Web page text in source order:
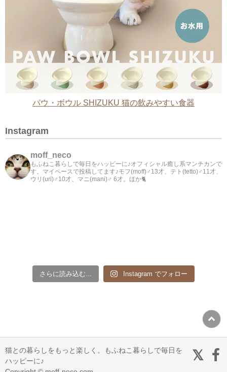
パウ・ボウル SHIZUKU 猫の飲みやすい食器
Instagram
moff_neco
もふねこ暮らしで毎日をハッピーに♪オフィシャル癒し系マンチカンで
す。マイペースで投稿してます♪モフ(moff)♂13才、テト(tetto)♂11才、
ウリ(uri)♂10才、マニ(mani)♂ 6才。ほか🐈
さらに読み込む... Instagram でフォロー
猫との暮らしをもっと楽しく。もふねこ暮らしで毎日を
ハッピーに♪